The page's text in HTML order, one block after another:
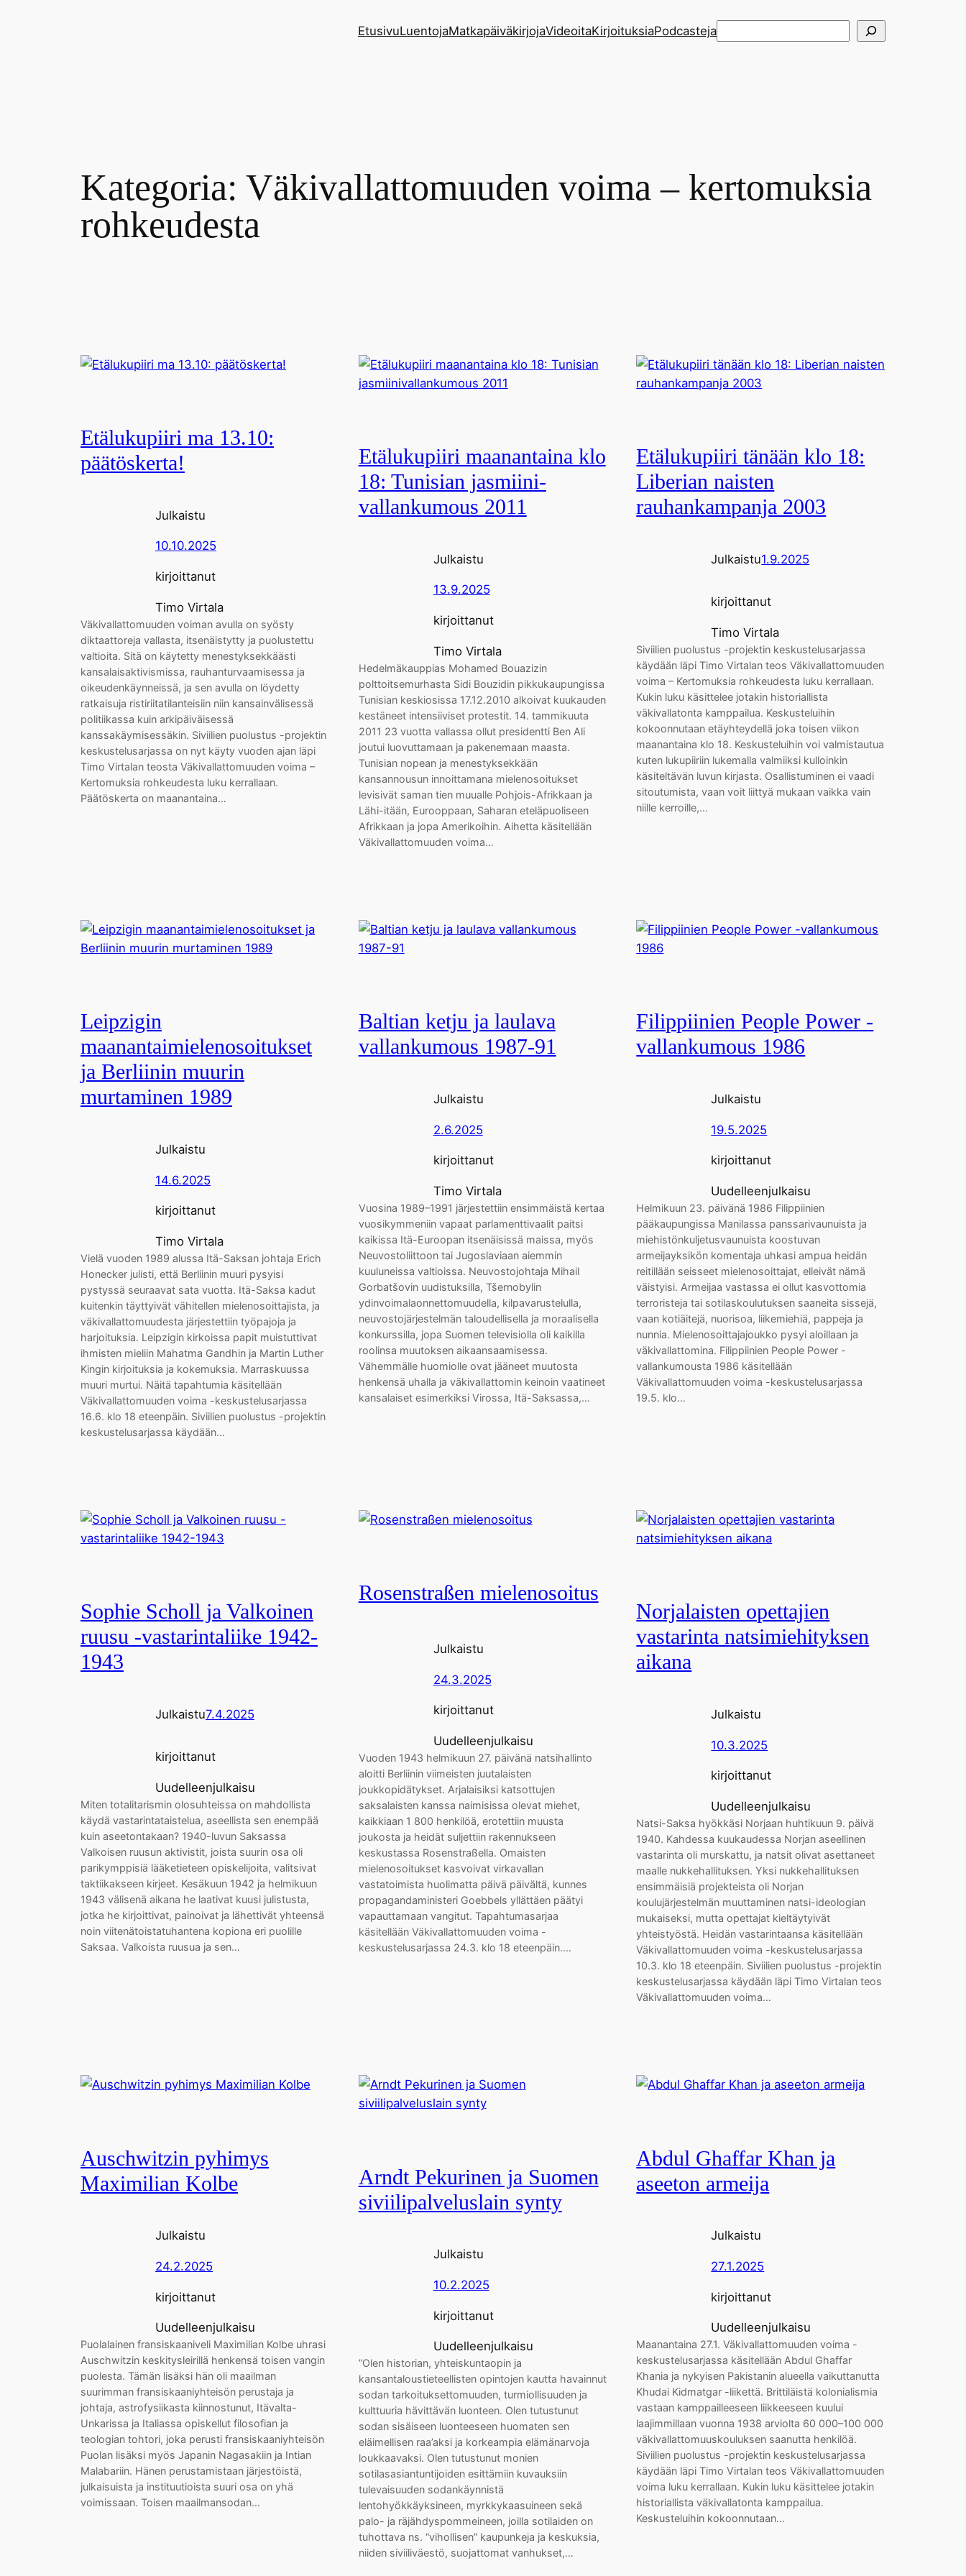
EtusivuLuentojaMatkapäiväkirjojaVideoitaKirjoituksiaPodcastejaEtsi
Kategoria: Väkivallattomuuden voima – kertomuksia
rohkeudesta
Etälukupiiri ma 13.10:
päätöskerta!
Julkaistu
10.10.2025
kirjoittanut
Timo Virtala
Väkivallattomuuden voiman avulla on syösty
diktaattoreja vallasta, itsenäistytty ja puolustettu
valtioita. Sitä on käytetty menestyksekkäästi
kansalaisaktivismissa, rauhanturvaamisessa ja
oikeudenkäynneissä, ja sen avulla on löydetty
ratkaisuja ristiriitatilanteisiin niin kansainvälisessä
politiikassa kuin arkipäiväisessä
kanssakäymisessäkin. Siviilien puolustus -projektin
keskustelusarjassa on nyt käyty vuoden ajan läpi
Timo Virtalan teosta Väkivallattomuuden voima –
Kertomuksia rohkeudesta luku kerrallaan.
Päätöskerta on maanantaina…
Etälukupiiri maanantaina klo
18: Tunisian jasmiini­
vallankumous 2011
Julkaistu
13.9.2025
kirjoittanut
Timo Virtala
Hedelmäkauppias Mohamed Bouazizin
polttoitsemurhasta Sidi Bouzidin pikkukaupungissa
Tunisian keskiosissa 17.12.2010 alkoivat kuukauden
kestäneet intensiiviset protestit. 14. tammikuuta
2011 23 vuotta vallassa ollut presidentti Ben Ali
joutui luovuttamaan ja pakenemaan maasta.
Tunisian nopean ja menestyksekkään
kansannousun innoittamana mielenosoitukset
levisivät saman tien muualle Pohjois-Afrikkaan ja
Lähi-itään, Eurooppaan, Saharan eteläpuoliseen
Afrikkaan ja jopa Amerikoihin. Aihetta käsitellään
Väkivallattomuuden voima…
Etälukupiiri tänään klo 18:
Liberian naisten
rauhankampanja 2003
Julkaistu1.9.2025
kirjoittanut
Timo Virtala
Siviilien puolustus -projektin keskustelusarjassa
käydään läpi Timo Virtalan teos Väkivallattomuuden
voima – Kertomuksia rohkeudesta luku kerrallaan.
Kukin luku käsittelee jotakin historiallista
väkivallatonta kamppailua. Keskusteluihin
kokoonnutaan etäyhteydellä joka toisen viikon
maanantaina klo 18. Keskusteluihin voi valmistautua
kuten lukupiiriin lukemalla valmiiksi kulloinkin
käsiteltävän luvun kirjasta. Osallistuminen ei vaadi
sitoutumista, vaan voit liittyä mukaan vaikka vain
niille kerroille,…
Leipzigin
maanantaimielenosoitukset
ja Berliinin muurin
murtaminen 1989
Julkaistu
14.6.2025
kirjoittanut
Timo Virtala
Vielä vuoden 1989 alussa Itä-Saksan johtaja Erich
Honecker julisti, että Berliinin muuri pysyisi
pystyssä seuraavat sata vuotta. Itä-Saksa kadut
kuitenkin täyttyivät vähitellen mielenosoittajista, ja
väkivallattomuudesta järjestettiin työpajoja ja
harjoituksia. Leipzigin kirkoissa papit muistuttivat
ihmisten mieliin Mahatma Gandhin ja Martin Luther
Kingin kirjoituksia ja kokemuksia. Marraskuussa
muuri murtui. Näitä tapahtumia käsitellään
Väkivallattomuuden voima -keskustelusarjassa
16.6. klo 18 eteenpäin. Siviilien puolustus -projektin
keskustelusarjassa käydään…
Baltian ketju ja laulava
vallankumous 1987-91
Julkaistu
2.6.2025
kirjoittanut
Timo Virtala
Vuosina 1989–1991 järjestettiin ensimmäistä kertaa
vuosikymmeniin vapaat parlamenttivaalit paitsi
kaikissa Itä-Euroopan itsenäisissä maissa, myös
Neuvostoliittoon tai Jugoslaviaan aiemmin
kuuluneissa valtioissa. Neuvostojohtaja Mihail
Gorbatšovin uudistuksilla, Tšernobylin
ydinvoimalaonnettomuudella, kilpavarustelulla,
neuvostojärjestelmän taloudellisella ja moraalisella
konkurssilla, jopa Suomen televisiolla oli kaikilla
roolinsa muutoksen aikaansaamisessa.
Vähemmälle huomiolle ovat jääneet muutosta
henkensä uhalla ja väkivallattomin keinoin vaatineet
kansalaiset esimerkiksi Virossa, Itä-Saksassa,…
Filippiinien People Power -
vallankumous 1986
Julkaistu
19.5.2025
kirjoittanut
Uudelleenjulkaisu
Helmikuun 23. päivänä 1986 Filippiinien
pääkaupungissa Manilassa panssarivaunuista ja
miehistönkuljetusvaunuista koostuvan
armeijayksikön komentaja uhkasi ampua heidän
reitillään seisseet mielenosoittajat, elleivät nämä
väistyisi. Armeijaa vastassa ei ollut kasvottomia
terroristeja tai sotilaskoulutuksen saaneita sissejä,
vaan kotiäitejä, nuorisoa, liikemiehiä, pappeja ja
nunnia. Mielenosoittajajoukko pysyi aloillaan ja
väkivallattomina. Filippiinien People Power -
vallankumousta 1986 käsitellään
Väkivallattomuuden voima -keskustelusarjassa
19.5. klo…
Sophie Scholl ja Valkoinen
ruusu -vastarintaliike 1942-
1943
Julkaistu7.4.2025
kirjoittanut
Uudelleenjulkaisu
Miten totalitarismin olosuhteissa on mahdollista
käydä vastarintataistelua, aseellista sen enempää
kuin aseetontakaan? 1940-luvun Saksassa
Valkoisen ruusun aktivistit, joista suurin osa oli
parikymppisiä lääketieteen opiskelijoita, valitsivat
taktiikakseen kirjeet. Kesäkuun 1942 ja helmikuun
1943 välisenä aikana he laativat kuusi julistusta,
jotka he kirjoittivat, painoivat ja lähettivät yhteensä
noin viitenätoistatuhantena kopiona eri puolille
Saksaa. Valkoista ruusua ja sen…
Rosenstraßen mielenosoitus
Julkaistu
24.3.2025
kirjoittanut
Uudelleenjulkaisu
Vuoden 1943 helmikuun 27. päivänä natsihallinto
aloitti Berliinin viimeisten juutalaisten
joukkopidätykset. Arjalaisiksi katsottujen
saksalaisten kanssa naimisissa olevat miehet,
kaikkiaan 1 800 henkilöä, erotettiin muusta
joukosta ja heidät suljettiin rakennukseen
keskustassa Rosenstraßella. Omaisten
mielenosoitukset kasvoivat virkavallan
vastatoimista huolimatta päivä päivältä, kunnes
propagandaministeri Goebbels yllättäen päätyi
vapauttamaan vangitut. Tapahtumasarjaa
käsitellään Väkivallattomuuden voima -
keskustelusarjassa 24.3. klo 18 eteenpäin.…
Norjalaisten opettajien
vastarinta natsimiehityksen
aikana
Julkaistu
10.3.2025
kirjoittanut
Uudelleenjulkaisu
Natsi-Saksa hyökkäsi Norjaan huhtikuun 9. päivä
1940. Kahdessa kuukaudessa Norjan aseellinen
vastarinta oli murskattu, ja natsit olivat asettaneet
maalle nukkehallituksen. Yksi nukkehallituksen
ensimmäisiä projekteista oli Norjan
koulujärjestelmän muuttaminen natsi-ideologian
mukaiseksi, mutta opettajat kieltäytyivät
yhteistyöstä. Heidän vastarintaansa käsitellään
Väkivallattomuuden voima -keskustelusarjassa
10.3. klo 18 eteenpäin. Siviilien puolustus -projektin
keskustelusarjassa käydään läpi Timo Virtalan teos
Väkivallattomuuden voima…
Auschwitzin pyhimys
Maximilian Kolbe
Julkaistu
24.2.2025
kirjoittanut
Uudelleenjulkaisu
Puolalainen fransiskaaniveli Maximilian Kolbe uhrasi
Auschwitzin keskitysleirillä henkensä toisen vangin
puolesta. Tämän lisäksi hän oli maailman
suurimman fransiskaaniyhteisön perustaja ja
johtaja, astrofysiikasta kiinnostunut, Itävalta-
Unkarissa ja Italiassa opiskellut filosofian ja
teologian tohtori, joka perusti fransiskaaniyhteisön
Puolan lisäksi myös Japanin Nagasakiin ja Intian
Malabariin. Hänen perustamistaan järjestöistä,
julkaisuista ja instituutioista suuri osa on yhä
voimissaan. Toisen maailmansodan…
Arndt Pekurinen ja Suomen
siviilipalveluslain synty
Julkaistu
10.2.2025
kirjoittanut
Uudelleenjulkaisu
”Olen historian, yhteiskuntaopin ja
kansantaloustieteellisten opintojen kautta havainnut
sodan tarkoituksettomuuden, turmiollisuuden ja
kulttuuria hävittävän luonteen. Olen tutustunut
sodan sisäiseen luonteeseen huomaten sen
eläimellisen raa’aksi ja korkeampia elämänarvoja
loukkaavaksi. Olen tutustunut monien
sotilasasiantuntijoiden esittämiin kuvauksiin
tulevaisuuden sodankäynnistä
lentohyökkäyksineen, myrkkykaasuineen sekä
palo- ja räjähdyspommeineen, joilla sotilaiden on
tuhottava ns. “vihollisen” kaupunkeja ja keskuksia,
niiden siviiliväestö, suojattomat vanhukset,…
Abdul Ghaffar Khan ja
aseeton armeija
Julkaistu
27.1.2025
kirjoittanut
Uudelleenjulkaisu
Maanantaina 27.1. Väkivallattomuuden voima -
keskustelusarjassa käsitellään Abdul Ghaffar
Khania ja nykyisen Pakistanin alueella vaikuttanutta
Khudai Kidmatgar -liikettä. Brittiläistä kolonialismia
vastaan kamppailleeseen liikkeeseen kuului
laajimmillaan vuonna 1938 arviolta 60 000–100 000
väkivallattomuuskouluksen saanutta henkilöä.
Siviilien puolustus -projektin keskustelusarjassa
käydään läpi Timo Virtalan teos Väkivallattomuuden
voima luku kerrallaan. Kukin luku käsittelee jotakin
historiallista väkivallatonta kamppailua.
Keskusteluihin kokoonnutaan…